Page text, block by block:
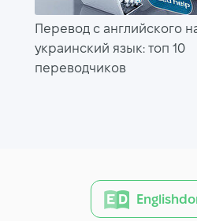
Перевод с английского
украинский язык: топ 10
переводчиков